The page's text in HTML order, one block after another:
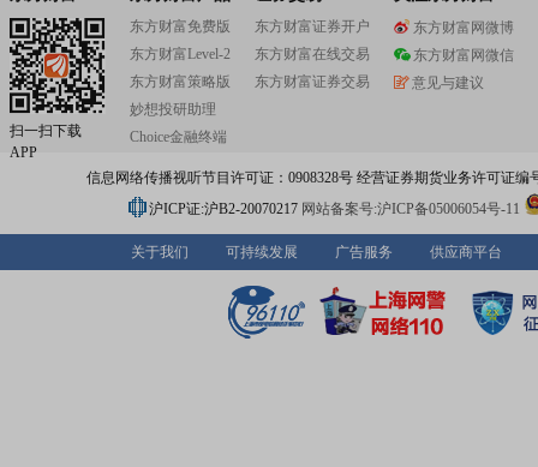
扫一扫下载
APP
东方财富免费版
东方财富Level-2
东方财富策略版
妙想投研助理
Choice金融终端
东方财富证券开户
东方财富在线交易
东方财富证券交易
东方财富网微博
东方财富网微信
意见与建议
信息网络传播视听节目许可证：0908328号 经营证券期货业务许可证编
沪ICP证:沪B2-20070217 网站备案号:沪ICP备05006054号-11
关于我们 可持续发展 广告服务 供应商平台